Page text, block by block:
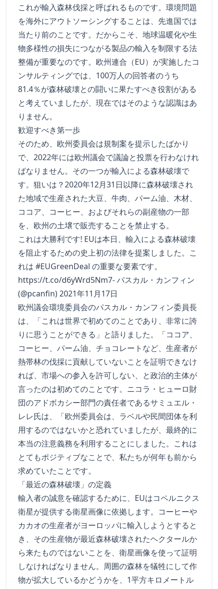
これが輸入森林伐採と呼ばれるものです。環境問題
を海外にアウトソーシングすることは、先進国では
当たり前のことです。だからこそ、地球温暖化や生
物多様性の損失につながる製品の輸入を制限する法
整備が重要なのです。欧州連合（EU）が実施したコ
ンサルティングでは、100万人の回答者のうち
81.4％が森林破壊との闘いに果たすべき役割がある
と考えていましたが、現在ではそのような認識はあ
りません。
歓迎すべき第一歩
そのため、欧州委員会は規制案を提示したばかり
で、2022年には欧州議会で議論と投票を行わなけれ
ばなりません。その一つが輸入による森林破壊で
す。狙いは？2020年12月31日以降に森林破壊され
た地域で生産された大豆、牛肉、パーム油、木材、
ココア、コーヒー、およびそれらの副産物の一部
を、欧州の土壌で販売することを禁止する。
これは大勝利です! EUは本日、輸入による森林破壊
を阻止するための史上初の法律を提案しました。こ
れは #EUGreenDeal の重要な要素です。
https://t.co/d6yWrd5Nm7- パスカル・カンフィン
(@pcanfin) 2021年11月17日
欧州議会環境委員会のパスカル・カンフィン委員長
は、「これは世界で初めてのことであり、非常に誇
りに思うことができる」と語りました。「ココア、
コーヒー、パーム油、チョコレートなど、生産者が
熱帯林の伐採に貢献していないことを証明できなけ
れば、市場への参入を許可しない、と政治的主体が
言ったのは初めてのことです。ニコラ・ヒューロ財
団のアドボカシー部門の責任者であるサミュエル・
レレ氏は、「欧州委員会は、ラベルや民間団体を利
用するのではないかと恐れていましたが、最終的に
本当の注意義務を利用することにしました。これは
とてもポジティブなことで、私たちが何年も前から
求めていたことです。
「最近の森林破壊」の定義
輸入者の誠意を確認するために、EUはコペルニクス
衛星が提供する衛星画像に依拠します。コーヒーや
カカオの生産者がヨーロッパに輸入しようとすると
き、その生産物が最近森林破壊されたヘクタールか
ら来たものではないことを、衛星画像を使って証明
しなければなりません。周囲の森林を犠牲にして作
物が拡大しているかどうかを、1平方キロメートル